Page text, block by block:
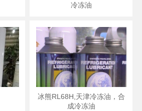
冷冻油
冰熊RL68H,天津冷冻油，合
成冷冻油